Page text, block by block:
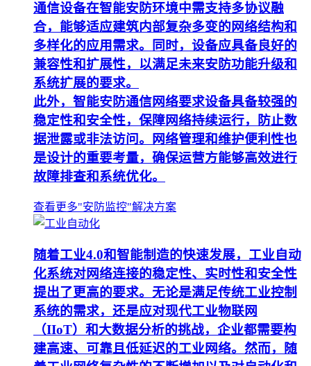
通信设备在智能安防环境中需支持多协议融
合，能够适应建筑内部复杂多变的网络结构和
多样化的应用需求。同时，设备应具备良好的
兼容性和扩展性，以满足未来安防功能升级和
系统扩展的要求。
此外，智能安防通信网络要求设备具备较强的
稳定性和安全性，保障网络持续运行，防止数
据泄露或非法访问。网络管理和维护便利性也
是设计的重要考量，确保运营方能够高效进行
故障排查和系统优化。
查看更多"安防监控"解决方案
随着工业4.0和智能制造的快速发展，工业自动
化系统对网络连接的稳定性、实时性和安全性
提出了更高的要求。无论是满足传统工业控制
系统的需求，还是应对现代工业物联网
（IIoT）和大数据分析的挑战，企业都需要构
建高速、可靠且低延迟的工业网络。然而，随